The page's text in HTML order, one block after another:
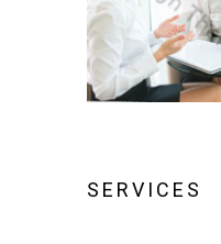
SERVICES